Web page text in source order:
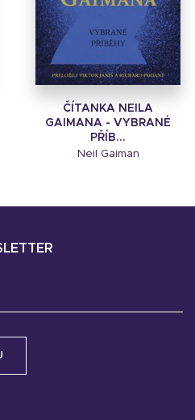
ČÍTANKA NEILA
GAIMANA - VYBRANÉ
PŘÍB...
Neil Gaiman